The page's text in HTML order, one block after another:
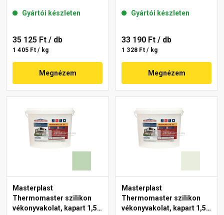
Gyártói készleten
35 125 Ft / db
1 405 Ft / kg
Megnézem
Gyártói készleten
33 190 Ft / db
1 328 Ft / kg
Megnézem
Masterplast
Thermomaster szilikon
vékonyvakolat, kapart 1,5
Masterplast
Thermomaster szilikon
vékonyvakolat, kapart 1,5